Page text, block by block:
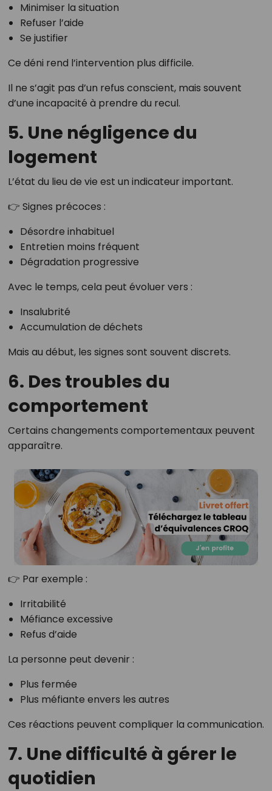
Minimiser la situation
Refuser l’aide
Se justifier
Ce déni rend l’intervention plus difficile.
Il ne s’agit pas d’un refus conscient, mais souvent
d’une incapacité à prendre du recul.
5. Une négligence du
logement
L’état du lieu de vie est un indicateur important.
👉 Signes précoces :
Désordre inhabituel
Entretien moins fréquent
Dégradation progressive
Avec le temps, cela peut évoluer vers :
Insalubrité
Accumulation de déchets
Mais au début, les signes sont souvent discrets.
6. Des troubles du
comportement
Certains changements comportementaux peuvent
apparaître.
👉 Par exemple :
Irritabilité
Méfiance excessive
Refus d’aide
La personne peut devenir :
Plus fermée
Plus méfiante envers les autres
Ces réactions peuvent compliquer la communication.
7. Une difficulté à gérer le
quotidien